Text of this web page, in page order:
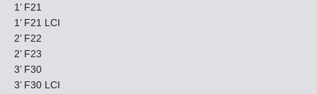
1’ F21
1’ F21 LCI
2’ F22
2’ F23
3’ F30
3’ F30 LCI